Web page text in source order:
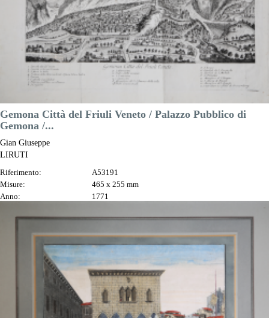
Anteprima
DESCRIZIONE
Gemona Città del Friuli Veneto / Palazzo Pubblico di
Gemona /...
Gian Giuseppe
LIRUTI
Riferimento:
A53191
Misure:
465 x 255 mm
Anno:
1771
Prezzo
900,00 €
Anteprima
DESCRIZIONE